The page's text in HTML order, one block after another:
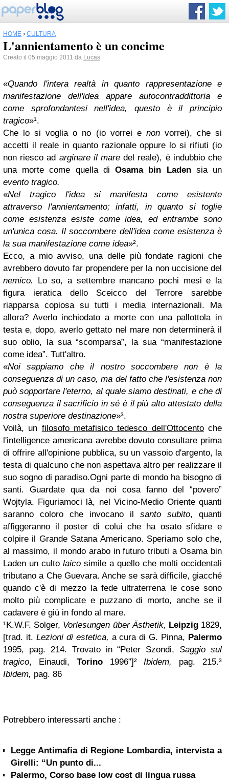
HOME › CULTURA
L'annientamento è un concime
Creato il 05 maggio 2011 da Lucas
«Quando l'intera realtà in quanto rappresentazione e
manifestazione dell'idea appare autocontraddittoria e
come sprofondantesi nell'idea, questo è il principio
tragico»¹.
Che lo si voglia o no (io vorrei e non vorrei), che si
accetti il reale in quanto razionale oppure lo si rifiuti (io
non riesco ad arginare il mare del reale), è indubbio che
una morte come quella diOsama bin Ladensia un
evento tragico.
«Nel tragico l'idea si manifesta come esistente
attraverso l'annientamento; infatti, in quanto si toglie
come esistenza esiste come idea, ed entrambe sono
un'unica cosa. Il soccombere dell'idea come esistenza è
la sua manifestazione come idea»².
Ecco, a mio avviso, una delle più fondate ragioni che
avrebbero dovuto far propendere per la non uccisione del
nemico.
Lo so, a settembre mancano pochi mesi e la
figura ieratica dello Sceicco del Terrore sarebbe
riapparsa copiosa su tutti i media internazionali. Ma
allora? Averlo inchiodato a morte con una pallottola in
testa e, dopo, averlo gettato nel mare non determinerà il
suo oblio, la sua “scomparsa”, la sua “manifestazione
come idea”. Tutt'altro.
«Noi sappiamo che il nostro soccombere non è la
conseguenza di un caso, ma del fatto che l'esistenza non
può sopportare l'eterno, al quale siamo destinati, e che di
conseguenza il sacrificio in sé è il più alto attestato della
nostra superiore destinazione»³.
Voilà, un filosofo metafisico tedesco dell'Ottocentoche
l'intelligence americana avrebbe dovuto consultare prima
di offrire all'opinione pubblica, su un vassoio d'argento, la
testa di qualcuno che non aspettava altro per realizzare il
suo sogno di paradiso.Ogni parte di mondo ha bisogno di
santi. Guardate qua da noi cosa fanno del “povero”
Wojtyla. Figuriamoci là, nel Vicino-Medio Oriente quanti
saranno coloro che invocano il santo subito, quanti
affiggeranno il poster di colui che ha osato sfidare e
colpire il Grande Satana Americano. Speriamo solo che,
al massimo, il mondo arabo in futuro tributi a Osama bin
Laden un culto laico simile a quello che molti occidentali
tributano a Che Guevara. Anche se sarà difficile, giacché
quando c'è di mezzo la fede ultraterrena le cose sono
molto più complicate e puzzano di morto, anche se il
cadavere è giù in fondo al mare.
¹K.W.F. Solger, Vorlesungen über Ästhetik, Leipzig1829,
[trad. it. Lezioni di estetica, a cura di G. Pinna, Palermo
1995, pag. 214. Trovato in “Peter Szondi,Saggio sul
tragico, Einaudi, Torino1996”]²Ibidem,
pag. 215.³
Ibidem, pag. 86
Potrebbero interessarti anche :
Legge Antimafia di Regione Lombardia, intervista a
Girelli: “Un punto di...
Palermo, Corso base low cost di lingua russa